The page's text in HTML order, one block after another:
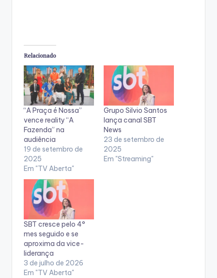
Relacionado
“A Praça é Nossa”
vence reality “A
Fazenda” na
audiência
19 de setembro de
2025
Em "TV Aberta"
Grupo Silvio Santos
lança canal SBT
News
23 de setembro de
2025
Em "Streaming"
SBT cresce pelo 4°
mes seguido e se
aproxima da vice-
liderança
3 de julho de 2026
Em "TV Aberta"